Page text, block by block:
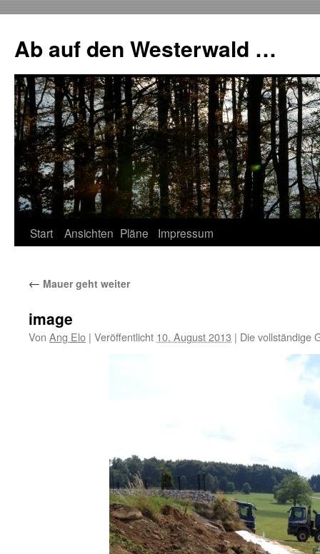
springen
Ab auf den Westerwald …
Start Ansichten Pläne Impressum
← Mauer geht weiter
image
Von Ang Elo | Veröffentlicht 10. August 2013 | Die vollständige